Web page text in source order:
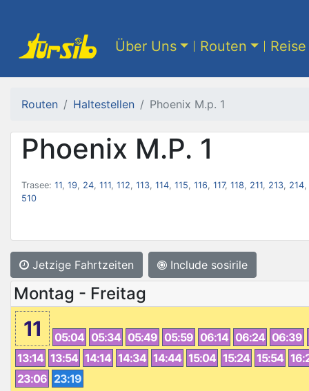
Über Uns Routen
Routen Haltestellen Phoenix M.p. 1
Phoenix M.P. 1
Trasee: 11, 19, 24, 111, 112, 113, 114, 115, 116, 117, 118, 211, 213, 214,
510
Jetzige Fahrtzeiten Include sosirile
Montag - Freitag
11 05:04 05:34 05:49 05:59 06:14 06:24 06:39
13:14 13:54 14:14 14:34 14:44 15:04 15:24 15:54
23:06 23:19